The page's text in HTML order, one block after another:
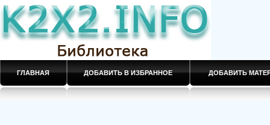
ГЛАВНАЯ ДОБАВИТЬ В ИЗБРАННОЕ ДОБАВИТЬ